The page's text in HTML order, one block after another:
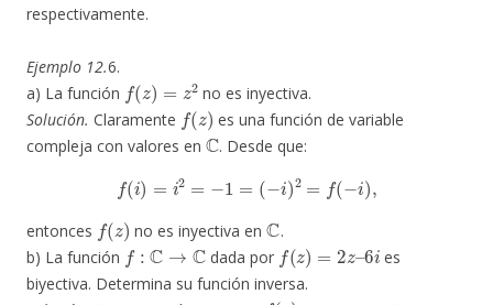
respectivamente.
Ejemplo 12.6.
a) La función
(z =
no es inyectiva.
Solución. Claramente
f(z )
es una función de variable
compleja con valores en
C
. Desde que:
)= −1 − 2=f ),
entonces
(z
no es inyectiva en
C
.
b) La función
f:C→C
dada por
f( z = –
es
biyectiva. Determina su función inversa.
f(z)